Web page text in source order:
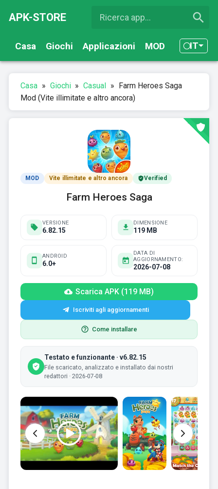
APK-STORE
Casa Giochi Applicazioni MOD IT
Casa » Giochi » Casual » Farm Heroes Saga
Mod (Vite illimitate e altro ancora)
MOD Vite illimitate e altro ancora Verified
Farm Heroes Saga
VERSIONE
6.82.15
DIMENSIONE
119 MB
ANDROID
6.0+
DATA DI
AGGIORNAMENTO:
2026-07-08
Scarica APK (119 MB)
Iscriviti agli aggiornamenti
Come installare
Testato e funzionante · v6.82.15
File scaricato, analizzato e installato dai nostri
redattori · 2026-07-08